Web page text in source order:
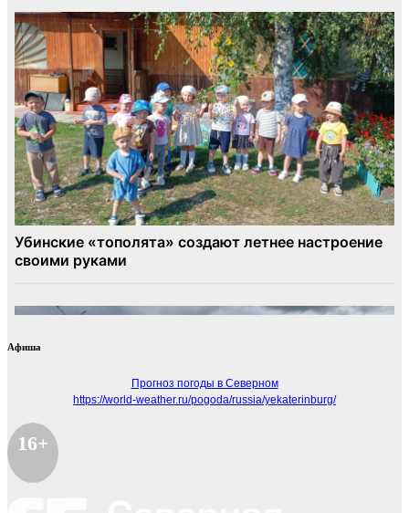
Афиша
Прогноз погоды в Северном
https://world-weather.ru/pogoda/russia/yekaterinburg/
16+